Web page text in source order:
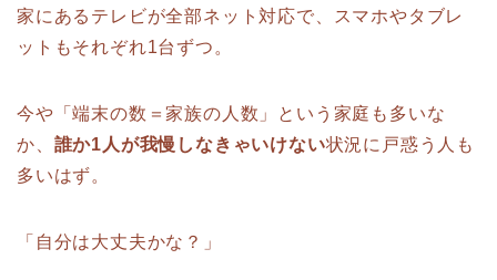
家にあるテレビが全部ネット対応で、スマホやタブレ
ットもそれぞれ1台ずつ。
今や「端末の数＝家族の人数」という家庭も多いな
か、 誰か1人が我慢しなきゃいけない状況に戸惑う人も
多いはず。
「自分は大丈夫かな？」